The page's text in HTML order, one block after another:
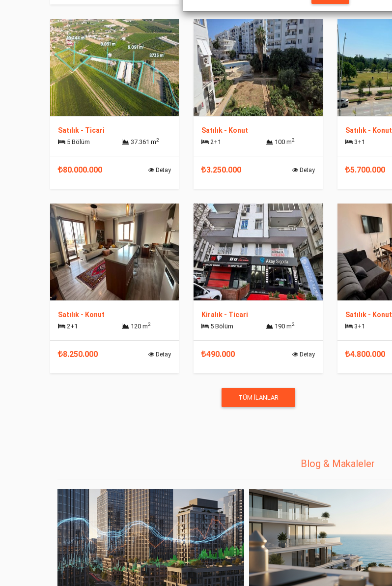
Satılık - Ticari
5 Bölüm 37.361 m2
80.000.000 Detay
Satılık - Konut
2+1 100 m2
3.250.000 Detay
Satılık - Konut
3+1
5.700.000
Satılık - Konut
2+1 120 m2
8.250.000 Detay
Kiralık - Ticari
5 Bölüm 190 m2
490.000 Detay
Satılık - Konut
3+1
4.800.000
TÜM İLANLAR
Blog & Makaleler